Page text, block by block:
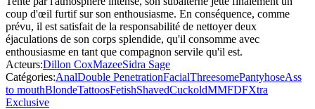
coup d'œil furtif sur son enthousiasme. En conséquence, comme
prévu, il est satisfait de la responsabilité de nettoyer deux
éjaculations de son corps splendide, qu'il consomme avec
enthousiasme en tant que compagnon servile qu'il est.
Acteurs:Dillon CoxMazeeSidra Sage
Catégories:AnalDouble PenetrationFacialThreesomePantyhoseAss
to mouthBlondeTattoosFetishShavedCuckoldMMFDFXtra
Exclusive